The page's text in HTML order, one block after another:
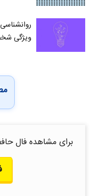
ویژگی
برای مشاهده فال